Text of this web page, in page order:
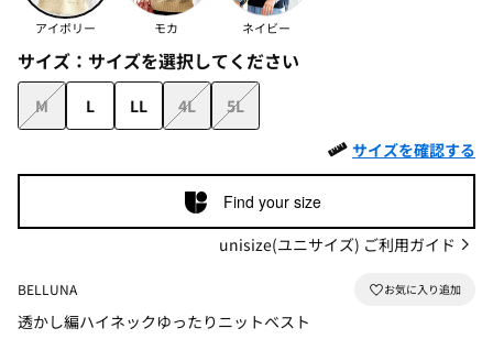
アイボリー モカ ネイビー
サイズ： サイズを選択してください
M L LL 4L
5L
サイズを確認する
Find your size
unisize(ユニサイズ) ご利用ガイド
BELLUNA
透かし編ハイネックゆったりニットベスト